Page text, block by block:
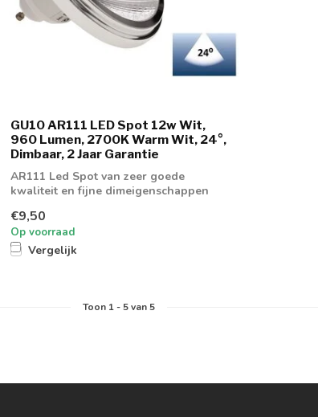
GU10 AR111 LED Spot 12w Wit,
960 Lumen, 2700K Warm Wit, 24°,
Dimbaar, 2 Jaar Garantie
AR111 Led Spot van zeer goede
kwaliteit en fijne dimeigenschappen
€9,50
Op voorraad
Vergelijk
Toon 1-5van 5